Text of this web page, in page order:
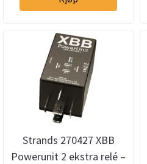
Strands 270427 XBB
Powerunit 2 ekstra relé –